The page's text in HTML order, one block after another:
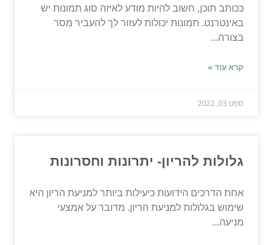
ככותב תוכן, חשוב להיות מודע לאיזה סוג תמונות יש
באינטרנט. תמונות יכולות לעזור לך להעביר מסר
בצורה...
קרא עוד »
ספט 03, 2022
גלולות להריון- יתרונות וחסרונות
אחת הדרכים הידועות כיעילות ביותר למניעת הריון היא
שימוש בגלולות למניעת הריון. מדובר על אמצעי
מניעה...